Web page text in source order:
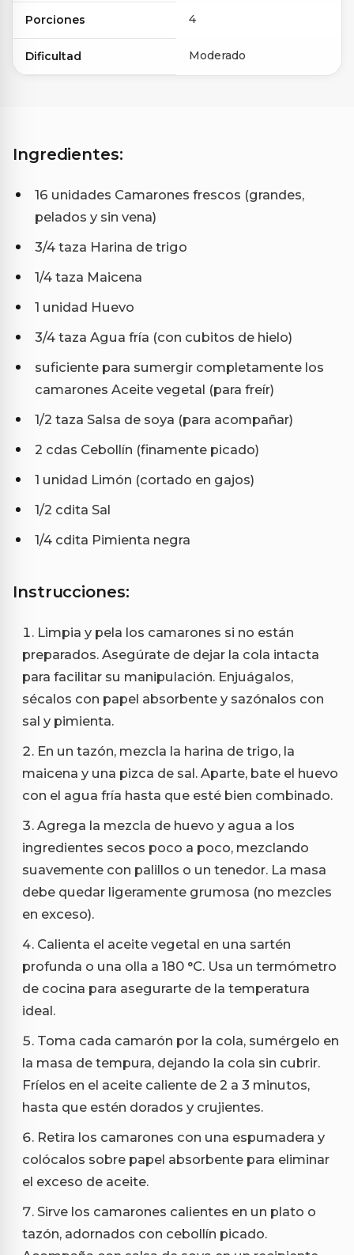
Porciones 4
Dificultad Moderado
Ingredientes:
16 unidades Camarones frescos (grandes,
pelados y sin vena)
3/4 taza Harina de trigo
1/4 taza Maicena
1 unidad Huevo
3/4 taza Agua fría (con cubitos de hielo)
suficiente para sumergir completamente los
camarones Aceite vegetal (para freír)
1/2 taza Salsa de soya (para acompañar)
2 cdas Cebollín (finamente picado)
1 unidad Limón (cortado en gajos)
1/2 cdita Sal
1/4 cdita Pimienta negra
Instrucciones:
Limpia y pela los camarones si no están
preparados. Asegúrate de dejar la cola intacta
para facilitar su manipulación. Enjuágalos,
sécalos con papel absorbente y sazónalos con
sal y pimienta.
En un tazón, mezcla la harina de trigo, la
maicena y una pizca de sal. Aparte, bate el huevo
con el agua fría hasta que esté bien combinado.
Agrega la mezcla de huevo y agua a los
ingredientes secos poco a poco, mezclando
suavemente con palillos o un tenedor. La masa
debe quedar ligeramente grumosa (no mezcles
en exceso).
Calienta el aceite vegetal en una sartén
profunda o una olla a 180 °C. Usa un termómetro
de cocina para asegurarte de la temperatura
ideal.
Toma cada camarón por la cola, sumérgelo en
la masa de tempura, dejando la cola sin cubrir.
Fríelos en el aceite caliente de 2 a 3 minutos,
hasta que estén dorados y crujientes.
Retira los camarones con una espumadera y
colócalos sobre papel absorbente para eliminar
el exceso de aceite.
Sirve los camarones calientes en un plato o
tazón, adornados con cebollín picado.